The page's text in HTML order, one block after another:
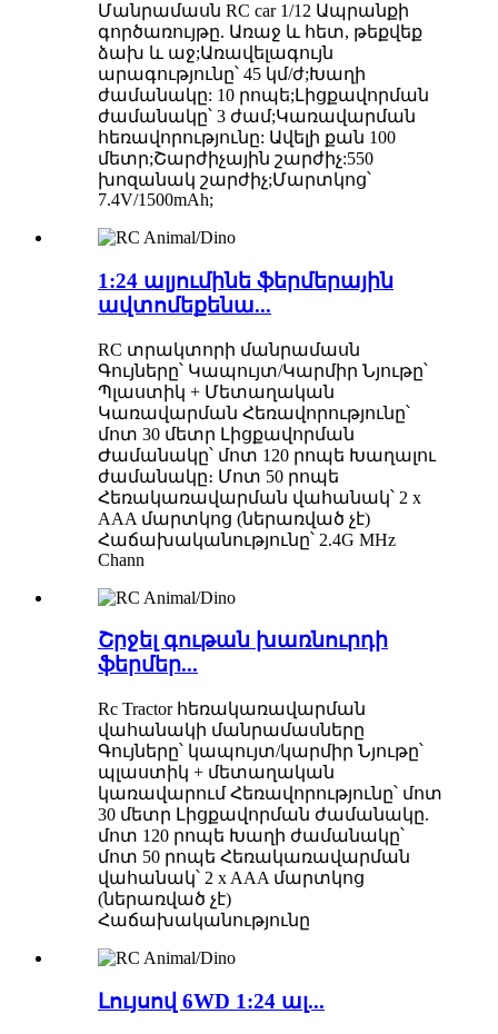
Մանրամասն RC car 1/12 Ապրանքի
գործառույթը. Առաջ և հետ, թեքվեք
ձախ և աջ;Առավելագույն
արագությունը՝ 45 կմ/ժ;Խաղի
ժամանակը: 10 րոպե;Լիցքավորման
ժամանակը՝ 3 ժամ;Կառավարման
հեռավորությունը: Ավելի քան 100
մետր;Շարժիչային շարժիչ:550
խոզանակ շարժիչ;Մարտկոց՝
7.4V/1500mAh;
1:24 ալյումինե ֆերմերային
ավտոմեքենա...
RC տրակտորի մանրամասն
Գույները՝ Կապույտ/Կարմիր Նյութը՝
Պլաստիկ + Մետաղական
Կառավարման Հեռավորությունը՝
մոտ 30 մետր Լիցքավորման
Ժամանակը՝ մոտ 120 րոպե Խաղալու
ժամանակը։ Մոտ 50 րոպե
Հեռակառավարման վահանակ՝ 2 x
AAA մարտկոց (ներառված չէ)
Հաճախականությունը՝ 2.4G MHz
Chann
Շրջել գութան խառնուրդի
ֆերմեր...
Rc Tractor հեռակառավարման
վահանակի մանրամասները
Գույները՝ կապույտ/կարմիր Նյութը՝
պլաստիկ + մետաղական
կառավարում Հեռավորությունը՝ մոտ
30 մետր Լիցքավորման ժամանակը.
մոտ 120 րոպե Խաղի ժամանակը՝
մոտ 50 րոպե Հեռակառավարման
վահանակ՝ 2 x AAA մարտկոց
(ներառված չէ)
Հաճախականությունը
Լույսով 6WD 1:24 ալ...